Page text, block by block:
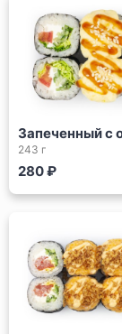
Запеченный с
243 г
280 ₽